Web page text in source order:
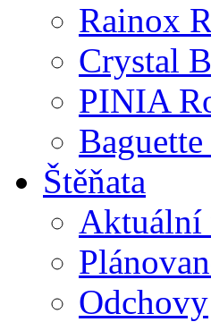
Rainox
Crystal
PINIA
Štěňata
Aktuální
Odchovy